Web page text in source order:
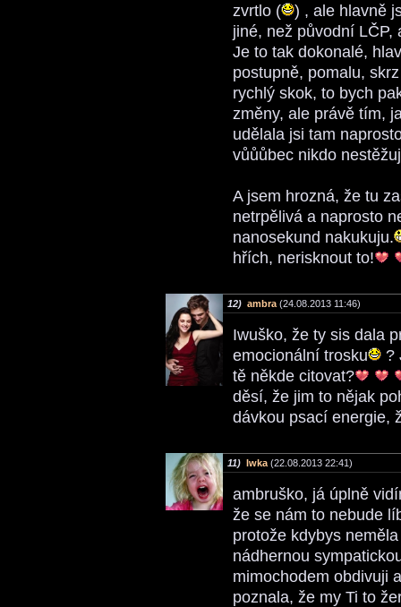
zvrtlo (
) , ale hlavně
jiné, než původní LČP,
Je to tak dokonalé,
postupně, pomalu,
rychlý skok, to bych
změny, ale právě tím,
udělala jsi tam
vůůůbec nikdo
A jsem hrozná, že tu
netrpělivá a naprosto
nanosekund nakukuju.
hřích, nerisknout to!
12) ambra (24.08.2013 11:46)
Iwuško, že ty sis dala
emocionální trosku
?
tě někde citovat?
děsí, že jim to nějak
dávkou psací energie,
11) Iwka (22.08.2013 22:41)
ambruško, já úplně
že se nám to nebude
protože kdybys
nádhernou
mimochodem obdivuji
poznala, že my Ti to